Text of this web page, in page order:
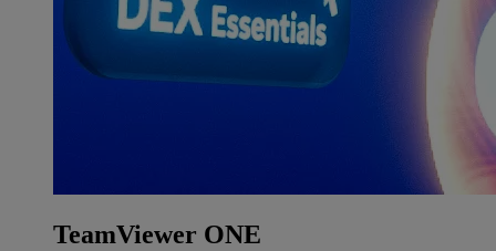
TeamViewer ONE